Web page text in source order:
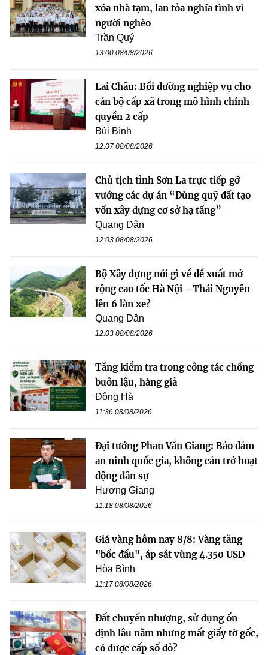
xóa nhà tạm, lan tỏa nghĩa tình vì
người nghèo
Trần Quý
13:00 08/08/2026
Lai Châu: Bồi dưỡng nghiệp vụ cho
cán bộ cấp xã trong mô hình chính
quyền 2 cấp
Bùi Bình
12:07 08/08/2026
Chủ tịch tỉnh Sơn La trực tiếp gỡ
vướng các dự án “Dùng quỹ đất tạo
vốn xây dựng cơ sở hạ tầng”
Quang Dân
12:03 08/08/2026
Bộ Xây dựng nói gì về đề xuất mở
rộng cao tốc Hà Nội - Thái Nguyên
lên 6 làn xe?
Quang Dân
12:03 08/08/2026
Tăng kiểm tra trong công tác chống
buôn lậu, hàng giả
Đông Hà
11:36 08/08/2026
Đại tướng Phan Văn Giang: Bảo đảm
an ninh quốc gia, không cản trở hoạt
động dân sự
Hương Giang
11:18 08/08/2026
Giá vàng hôm nay 8/8: Vàng tăng
"bốc đầu", áp sát vùng 4.350 USD
Hòa Bình
11:17 08/08/2026
Đất chuyển nhượng, sử dụng ổn
định lâu năm nhưng mất giấy tờ gốc,
có được cấp sổ đỏ?